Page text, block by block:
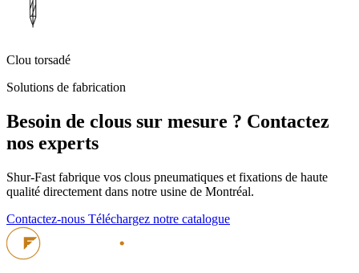
Clou torsadé
Solutions de fabrication
Besoin de clous sur mesure ? Contactez
nos experts
Shur-Fast fabrique vos clous pneumatiques et fixations de haute
qualité directement dans notre usine de Montréal.
Contactez-nous Téléchargez notre catalogue